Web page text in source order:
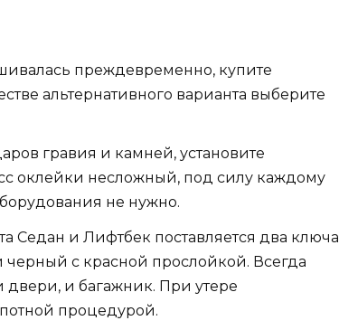
преждевременно, купите
альтернативного варианта выберите
гравия и камней, установите
оклейки несложный, под силу каждому
не нужно.
Седан и Лифтбек поставляется два ключа
с красной прослойкой. Всегда
двери, и багажник. При утере
процедурой.